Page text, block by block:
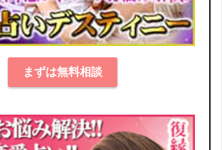
まずは無料相談